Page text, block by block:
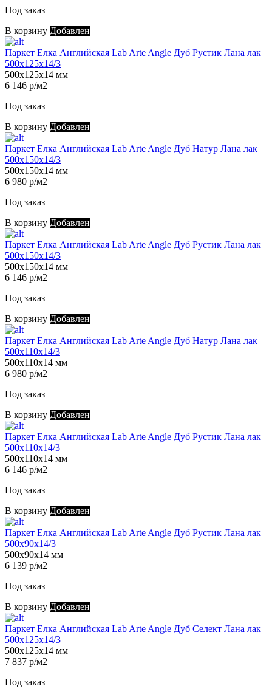
Под заказ
В корзину Добавлен
Паркет Елка Английская Lab Arte Angle Дуб Рустик Лана лак
500х125х14/3
500х125х14 мм
6 146 р/м2
Под заказ
В корзину Добавлен
Паркет Елка Английская Lab Arte Angle Дуб Натур Лана лак
500х150х14/3
500х150х14 мм
6 980 р/м2
Под заказ
В корзину Добавлен
Паркет Елка Английская Lab Arte Angle Дуб Рустик Лана лак
500х150х14/3
500х150х14 мм
6 146 р/м2
Под заказ
В корзину Добавлен
Паркет Елка Английская Lab Arte Angle Дуб Натур Лана лак
500х110х14/3
500х110х14 мм
6 980 р/м2
Под заказ
В корзину Добавлен
Паркет Елка Английская Lab Arte Angle Дуб Рустик Лана лак
500х110х14/3
500х110х14 мм
6 146 р/м2
Под заказ
В корзину Добавлен
Паркет Елка Английская Lab Arte Angle Дуб Рустик Лана лак
500х90х14/3
500х90х14 мм
6 139 р/м2
Под заказ
В корзину Добавлен
Паркет Елка Английская Lab Arte Angle Дуб Селект Лана лак
500х125х14/3
500х125х14 мм
7 837 р/м2
Под заказ